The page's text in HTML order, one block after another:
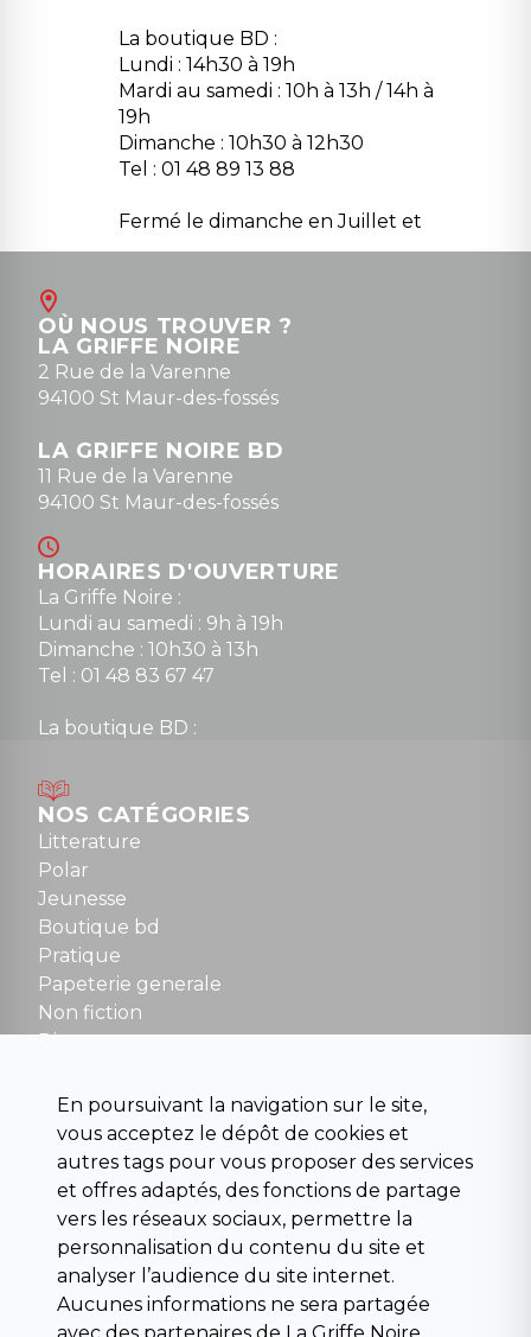
La boutique BD :
Lundi : 14h30 à 19h
Mardi au samedi : 10h à 13h / 14h à
19h
Dimanche : 10h30 à 12h30
Tel : 01 48 89 13 88
Fermé le dimanche en Juillet et
Août
contact@la-griffe-noire.com
0148836747
OÙ NOUS TROUVER ?
LA GRIFFE NOIRE
2 Rue de la Varenne
94100 St Maur-des-fossés
LA GRIFFE NOIRE BD
11 Rue de la Varenne
94100 St Maur-des-fossés
HORAIRES D'OUVERTURE
La Griffe Noire :
Lundi au samedi : 9h à 19h
Dimanche : 10h30 à 13h
Tel : 01 48 83 67 47
La boutique BD :
Mardi au samedi : 10h à 13h / 14h à 19h
Dimanche : 10h30 à 12h30
Tel : 01 48 89 13 88
NOUS CONTACTER
contact@la-griffe-noire.com
NOS CATÉGORIES
Litterature
Polar
Jeunesse
Boutique bd
Pratique
Papeterie generale
Non fiction
Divers
Beaux livres et art
Para scolaire
Histoire
Pochoteque
Pleiade
INFORMATIONS
En poursuivant la navigation sur le site,
vous acceptez le dépôt de cookies et
autres tags pour vous proposer des services
et offres adaptés, des fonctions de partage
vers les réseaux sociaux, permettre la
personnalisation du contenu du site et
analyser l’audience du site internet.
Aucunes informations ne sera partagée